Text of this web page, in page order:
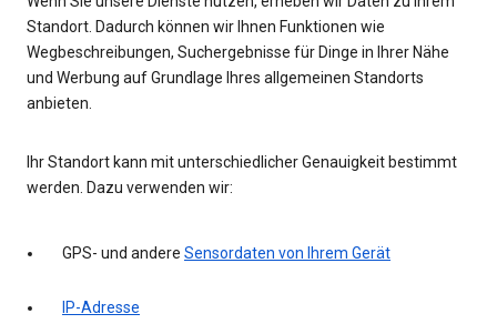
Standort. Dadurch können wir Ihnen Funktionen wie
Wegbeschreibungen, Suchergebnisse für Dinge in Ihrer Nähe
und Werbung auf Grundlage Ihres allgemeinen Standorts
anbieten.
Ihr Standort kann mit unterschiedlicher Genauigkeit bestimmt
werden. Dazu verwenden wir:
GPS- und andere Sensordaten von Ihrem Gerät
IP-Adresse